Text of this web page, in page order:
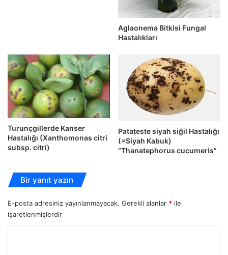
Aglaonema Bitkisi Fungal
Hastalıkları
Turunçgillerde Kanser
Hastalığı (Xanthomonas citri
subsp. citri)
Patateste siyah siğil Hastalığı
(=Siyah Kabuk)
“Thanatephorus cucumeris”
Bir yanıt yazın
E-posta adresiniz yayınlanmayacak. Gerekli alanlar * ile
işaretlenmişlerdir